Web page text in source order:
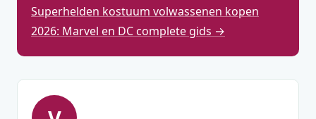
Superhelden kostuum volwassenen kopen
2026: Marvel en DC complete gids →